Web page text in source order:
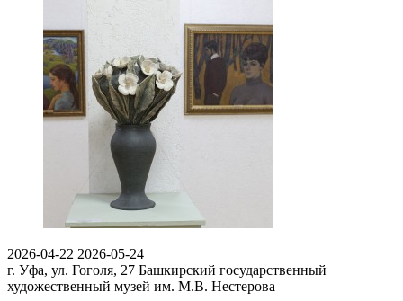
2026-04-22 2026-05-24
г. Уфа, ул. Гоголя, 27 Башкирский государственный
художественный музей им. М.В. Нестерова